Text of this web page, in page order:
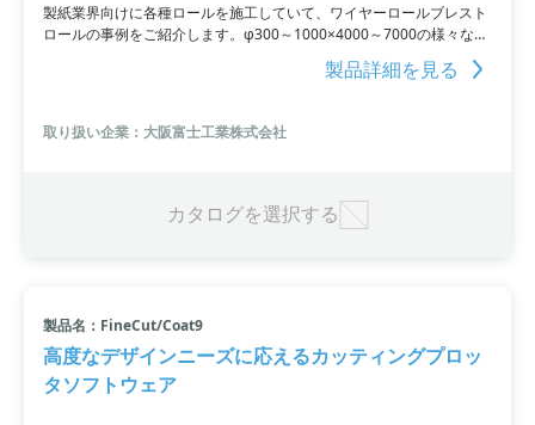
製紙業界向けに各種ロールを施工していて、ワイヤーロールブレスト
ロールの事例をご紹介します。φ300～1000×4000～7000の様々な形
状で、耐摩耗・耐食性の性能を要求されています。セラミックス（水
プラズマ溶射法）＋封孔処理の溶射仕様で施工し、15年以上の使用経
製品詳細を見る
取り扱い企業：大阪富士工業株式会社
カタログを選択する
製品名：FineCut/Coat9
高度なデザインニーズに応えるカッティングプロッ
タソフトウェア